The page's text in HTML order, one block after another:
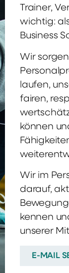
Trainer,
wichtig:
Business
Wir
laufen,
fairen,
können
Wir im
darauf,
kennen
unserer
E-MAIL